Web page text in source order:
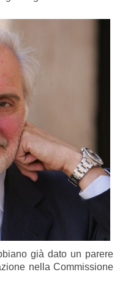
già dato un parere
nella Commissione